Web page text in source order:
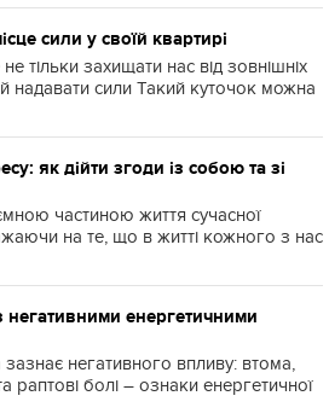
сили у своїй квартирі
тільки захищати нас від зовнішніх
надавати сили Такий куточок можна
як дійти згоди із собою та зі
частиною життя сучасної
на те, що в житті кожного з нас
негативними енергетичними
негативного впливу: втома,
раптові болі – ознаки енергетичної